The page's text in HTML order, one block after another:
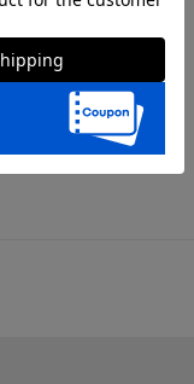
際のサイズが異な
の商品の色味は商
掲載しております
る場合がございま